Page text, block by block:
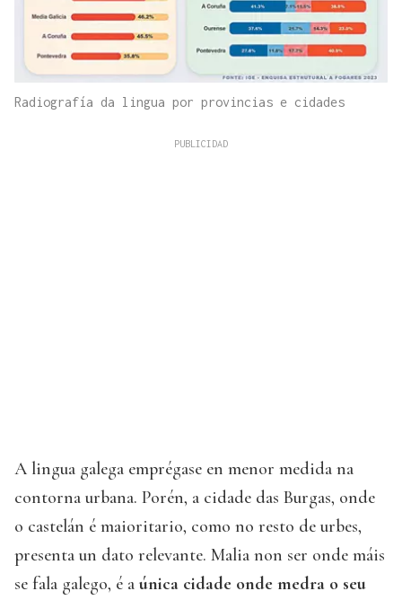
Radiografía da lingua por provincias e cidades
A lingua galega emprégase en menor medida na
contorna urbana. Porén, a cidade das Burgas, onde
o castelán é maioritario, como no resto de urbes,
presenta un dato relevante. Malia non ser onde máis
se fala galego, é a única cidade onde medra o seu